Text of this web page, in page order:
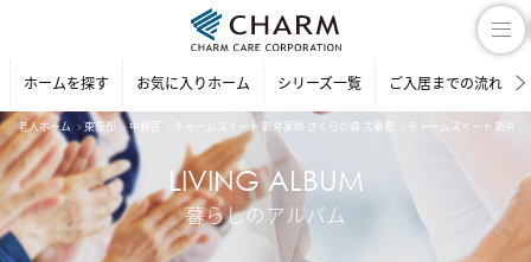
ホームを探す お気に入りホーム シリーズ一覧 ご入居までの流れ
老人ホーム 東京都 中野区 チャームスイート 新井薬師 さくらの森 弐番館 チャームスイート 新井
LIVING ALBUM
暮らしのアルバム